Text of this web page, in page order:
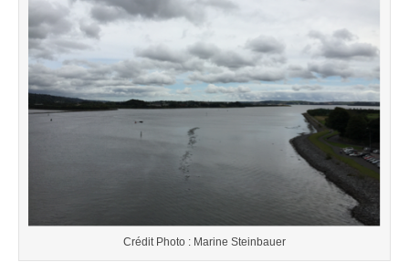
Crédit Photo : Marine Steinbauer